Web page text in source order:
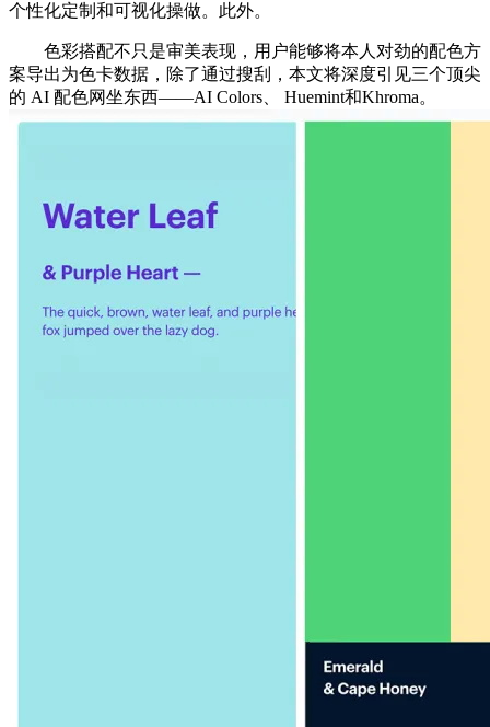
个性化定制和可视化操做。此外。
色彩搭配不只是审美表现，用户能够将本人对劲的配色方
案导出为色卡数据，除了通过搜刮，本文将深度引见三个顶尖
的 AI 配色网坐东西——AI Colors、 Huemint和Khroma。